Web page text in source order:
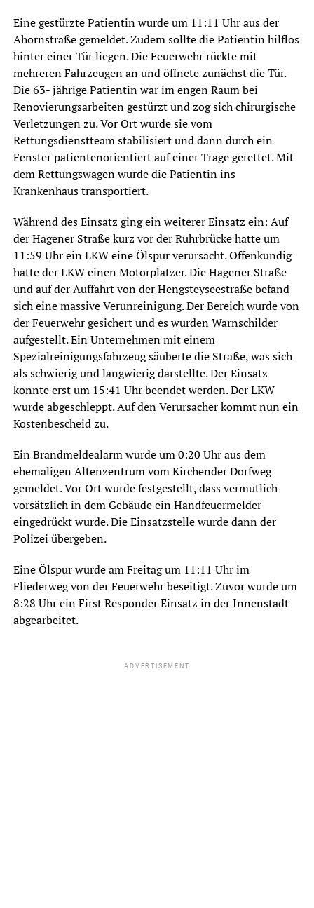
Eine gestürzte Patientin wurde um 11:11 Uhr aus der
Ahornstraße gemeldet. Zudem sollte die Patientin hilflos
hinter einer Tür liegen. Die Feuerwehr rückte mit
mehreren Fahrzeugen an und öffnete zunächst die Tür.
Die 63- jährige Patientin war im engen Raum bei
Renovierungsarbeiten gestürzt und zog sich chirurgische
Verletzungen zu. Vor Ort wurde sie vom
Rettungsdienstteam stabilisiert und dann durch ein
Fenster patientenorientiert auf einer Trage gerettet. Mit
dem Rettungswagen wurde die Patientin ins
Krankenhaus transportiert.
Während des Einsatz ging ein weiterer Einsatz ein: Auf
der Hagener Straße kurz vor der Ruhrbrücke hatte um
11:59 Uhr ein LKW eine Ölspur verursacht. Offenkundig
hatte der LKW einen Motorplatzer. Die Hagener Straße
und auf der Auffahrt von der Hengsteyseestraße befand
sich eine massive Verunreinigung. Der Bereich wurde von
der Feuerwehr gesichert und es wurden Warnschilder
aufgestellt. Ein Unternehmen mit einem
Spezialreinigungsfahrzeug säuberte die Straße, was sich
als schwierig und langwierig darstellte. Der Einsatz
konnte erst um 15:41 Uhr beendet werden. Der LKW
wurde abgeschleppt. Auf den Verursacher kommt nun ein
Kostenbescheid zu.
Ein Brandmeldealarm wurde um 0:20 Uhr aus dem
ehemaligen Altenzentrum vom Kirchender Dorfweg
gemeldet. Vor Ort wurde festgestellt, dass vermutlich
vorsätzlich in dem Gebäude ein Handfeuermelder
eingedrückt wurde. Die Einsatzstelle wurde dann der
Polizei übergeben.
Eine Ölspur wurde am Freitag um 11:11 Uhr im
Fliederweg von der Feuerwehr beseitigt. Zuvor wurde um
8:28 Uhr ein First Responder Einsatz in der Innenstadt
abgearbeitet.
ADVERTISEMENT